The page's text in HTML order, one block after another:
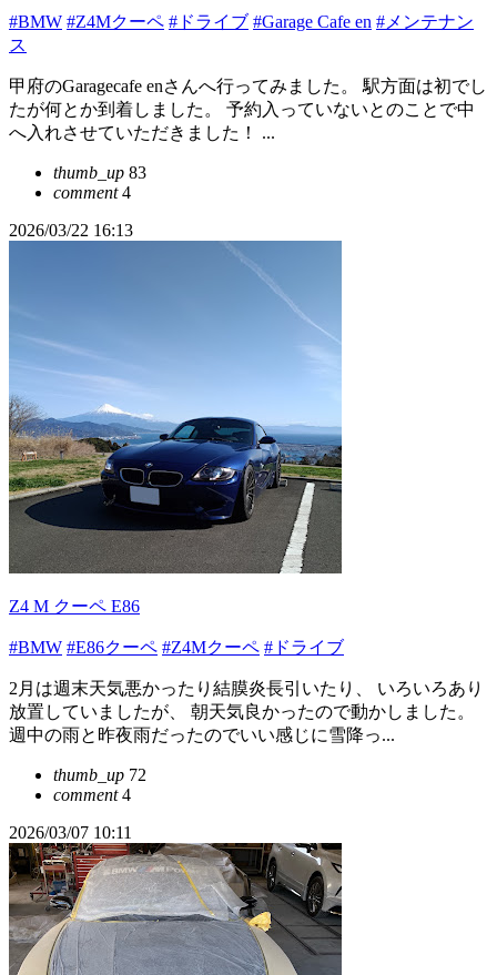
#BMW #Z4Mクーペ #ドライブ #Garage Cafe en #メンテナン
ス
甲府のGaragecafe enさんへ行ってみました。 駅方面は初でし
たが何とか到着しました。 予約入っていないとのことで中
へ入れさせていただきました！ ...
thumb_up 83
comment4
2026/03/22 16:13
Z4 M クーペ E86
#BMW #E86クーペ #Z4Mクーペ #ドライブ
2月は週末天気悪かったり結膜炎長引いたり、 いろいろあり
放置していましたが、 朝天気良かったので動かしました。
週中の雨と昨夜雨だったのでいい感じに雪降っ...
thumb_up 72
comment4
2026/03/07 10:11